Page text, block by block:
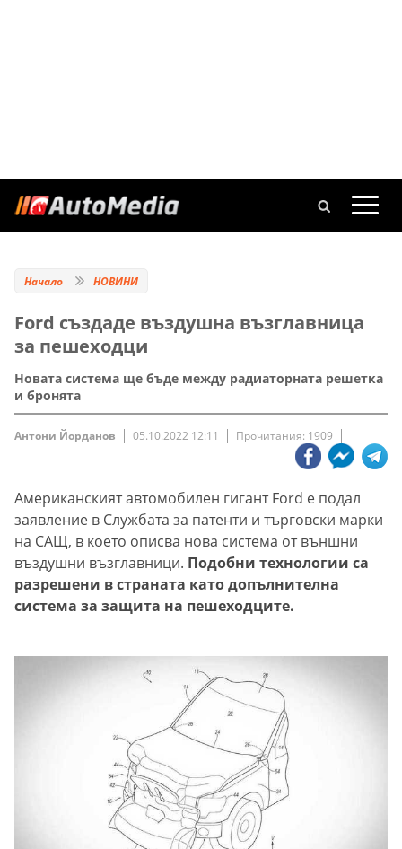
Начало НОВИНИ
Ford създаде въздушна възглавница
за пешеходци
Новата система ще бъде между радиаторната решетка
и бронята
Антони Йорданов 05.10.2022 12:11 Прочитания: 1909
Американският автомобилен гигант Ford е подал
заявление в Службата за патенти и търговски марки
на САЩ, в което описва нова система от външни
въздушни възглавници. Подобни технологии са
разрешени в страната като допълнителна
система за защита на пешеходците.